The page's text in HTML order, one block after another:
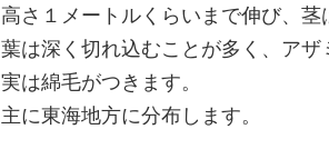
高さ１メートルくらいまで伸び、茎
葉は深く切れ込むことが多く、アザ
実は綿毛がつきます。
主に東海地方に分布します。